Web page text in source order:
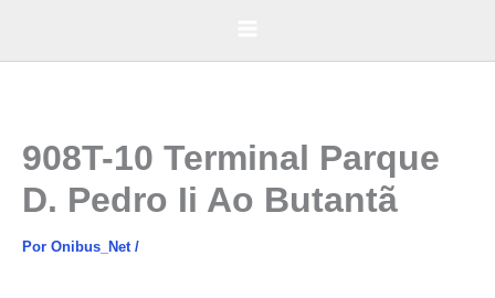
908T-10 Terminal Parque
D. Pedro Ii Ao Butantã
Por Onibus_Net /